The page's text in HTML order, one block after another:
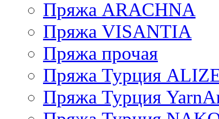
Пряжа ARACHNA
Пряжа VISANTIA
Пряжа прочая
Пряжа Турция
Пряжа Турция